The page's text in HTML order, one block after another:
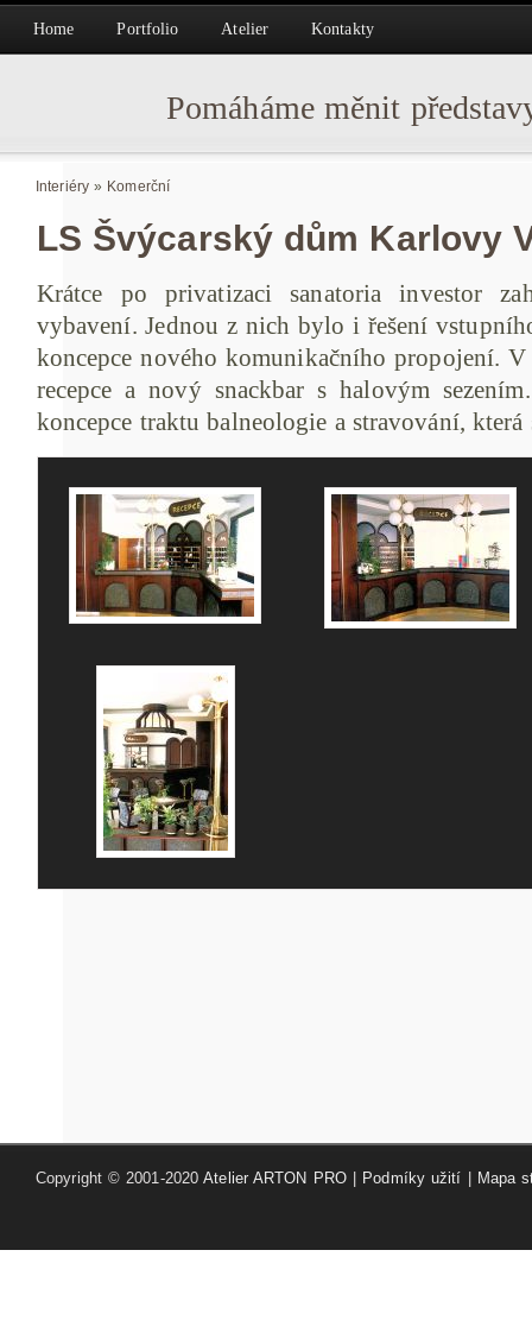
Home Portfolio Atelier Kontakty
Pomáháme měnit
Interiéry» Komerční
LS Švýcarský dům Karlovy
Krátce po privatizaci sanatoria investor
vybavení. Jednou z nich bylo i řešení
koncepce nového komunikačního propojení.
recepce a nový snackbar s halovým
koncepce traktu balneologie a stravování, která
Copyright © 2001-2020Atelier ARTON PRO| Podmíky užití Mapa